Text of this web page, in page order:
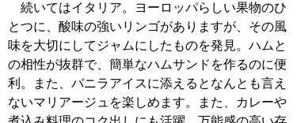
続いてはイタリア。ヨーロッパらしい果物のひ
とつに、酸味の強いリンゴがありますが、その風
味を大切にしてジャムにしたものを発見。ハムと
の相性が抜群で、簡単なハムサンドを作るのに便
利。また、バニラアイスに添えるとなんとも言え
ないマリアージュを楽しめます。また、カレーや